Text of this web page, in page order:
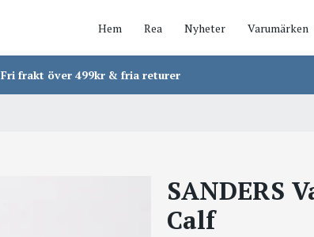
Hem Rea Nyheter Varumärken
Fri frakt över 499kr & fria returer
SANDERS
Calf